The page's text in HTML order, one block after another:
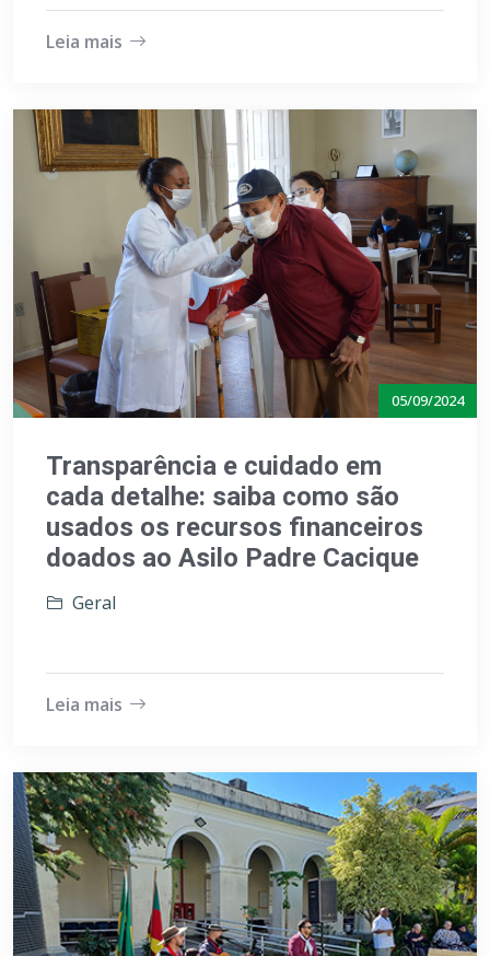
Leia mais
05/09/2024
Transparência e cuidado em
cada detalhe: saiba como são
usados os recursos financeiros
doados ao Asilo Padre Cacique
Geral
Leia mais